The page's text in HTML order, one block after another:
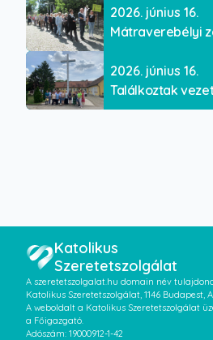
2026. június 16.
Mátraverebélyi
2026. június 16.
Találkoztak
Katolikus
Szeretetszolgálat
A szeretetszolgalat.hu domain név
Katolikus Szeretetszolgálat, 1146 Budapest,
A weboldalt a Katolikus Szeretetszolgálat
a Főigazgató.
Adószám: 19000912-1-42